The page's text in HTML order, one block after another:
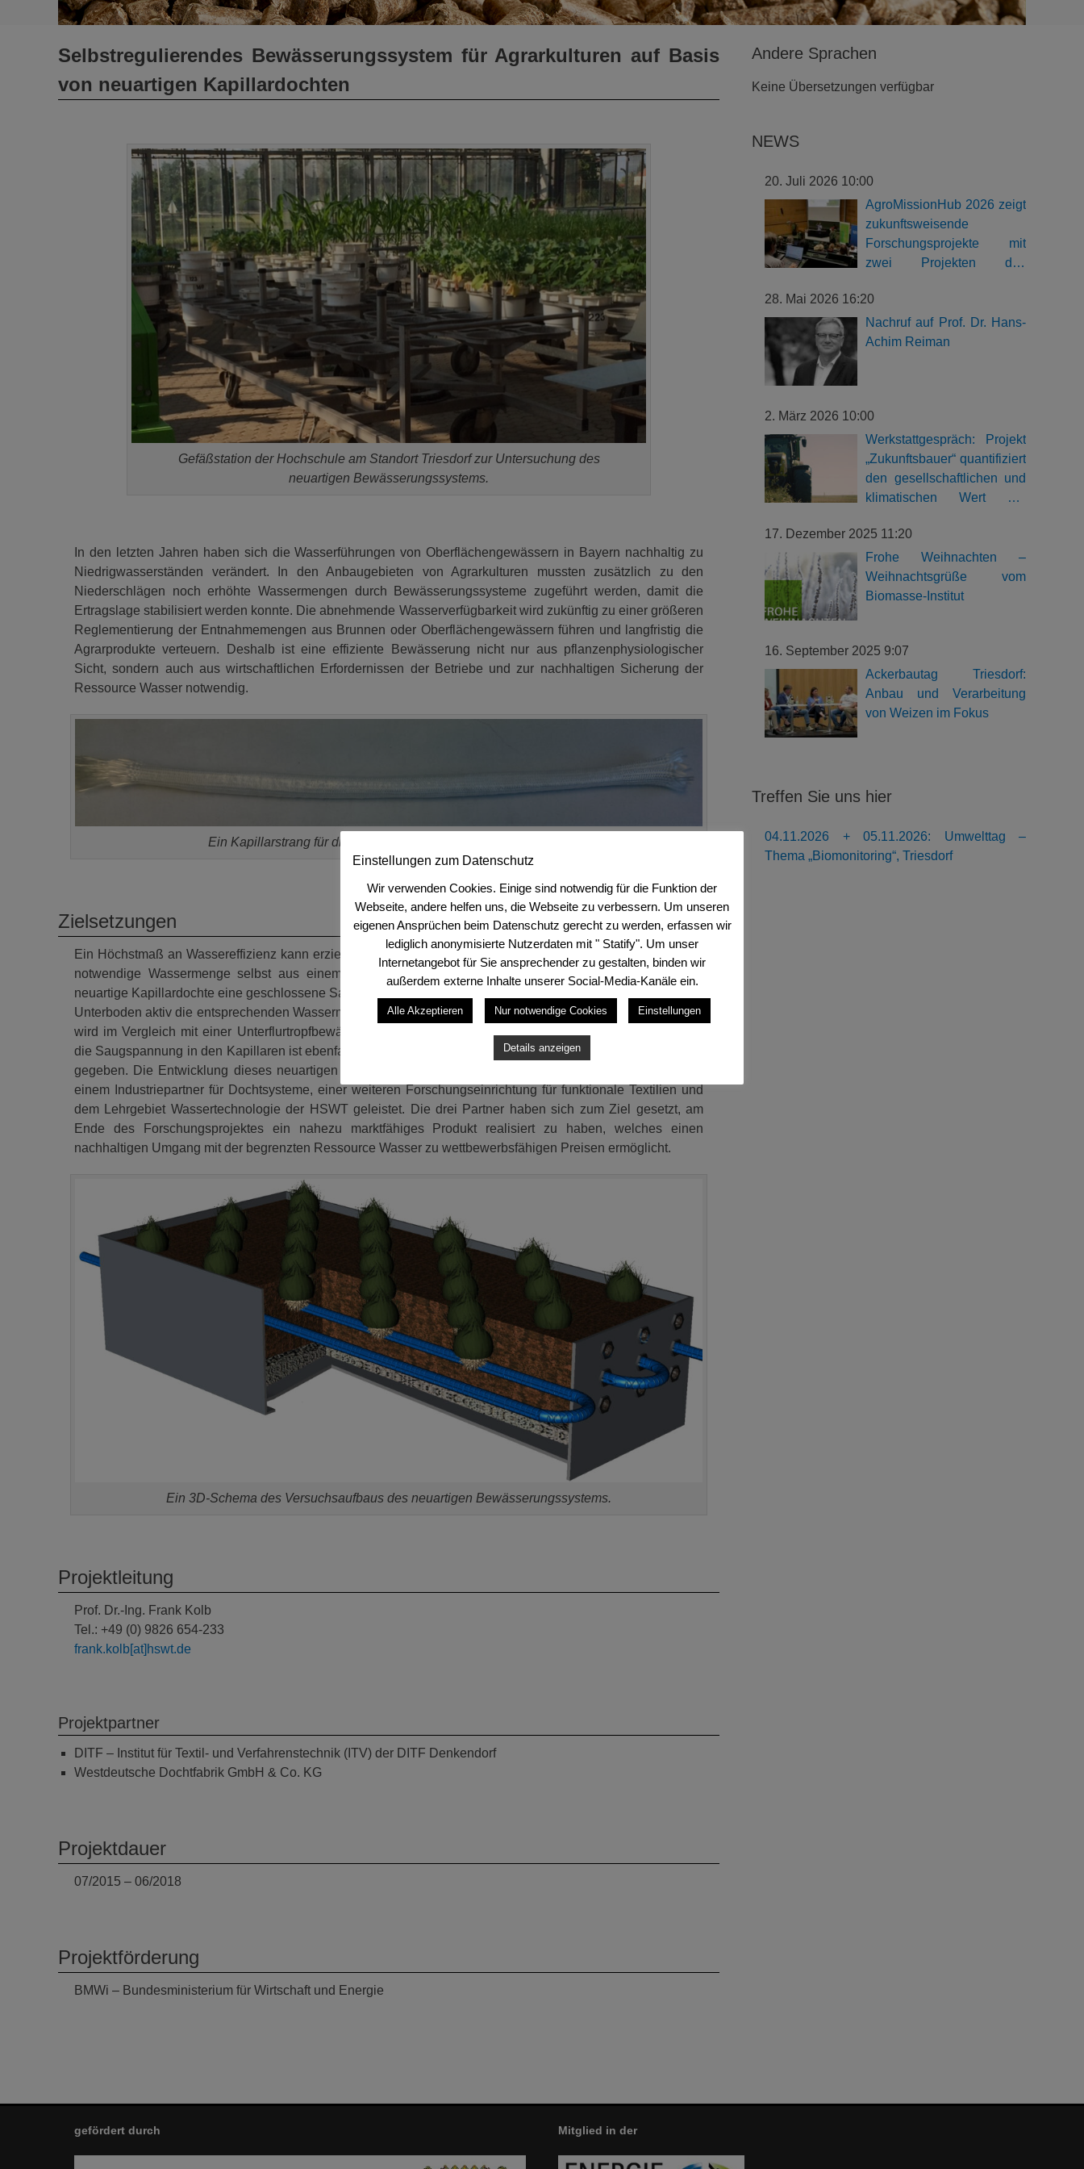
Selbstregulierendes Bewässerungssystem für Agrarkulturen auf Basis
von neuartigen Kapillardochten
Gefäßstation der Hochschule am Standort Triesdorf zur Untersuchung des
neuartigen Bewässerungssystems.
In den letzten Jahren haben sich die Wasserführungen von Oberflächengewässern in Bayern nachhaltig zu
Niedrigwasserständen verändert. In den Anbaugebieten von Agrarkulturen mussten zusätzlich zu den
Niederschlägen noch erhöhte Wassermengen durch Bewässerungssysteme zugeführt werden, damit die
Ertragslage stabilisiert werden konnte. Die abnehmende Wasserverfügbarkeit wird zukünftig zu einer größeren
Reglementierung der Entnahmemengen aus Brunnen oder Oberflächengewässern führen und langfristig die
Agrarprodukte verteuern. Deshalb ist eine effiziente Bewässerung nicht nur aus pflanzenphysiologischer
Sicht, sondern auch aus wirtschaftlichen Erfordernissen der Betriebe und zur nachhaltigen Sicherung der
Ressource Wasser notwendig.
Ein Kapillarstrang für die Wasserversorgung (Foto: Kaya, 2015)
Zielsetzungen
Ein Höchstmaß an Wassereffizienz kann erzielt werden, wenn die jeweiligen Nutzpflanzen die physiologisch
notwendige Wassermenge selbst aus einem Bewässerungssystem entnehmen können. Dazu soll durch
neuartige Kapillardochte eine geschlossene Saugspannungskette aufgebaut werden, über die die Pflanzen im
Unterboden aktiv die entsprechenden Wassermengen anfordern können. Das neuartige Bewässerungssystem
wird im Vergleich mit einer Unterflurtropfbewässerung und einer Beregnungsbewässerung betrieben. Durch
die Saugspannung in den Kapillaren ist ebenfalls eine fremdenergiefreie Versorgung der Pflanzen mit Wasser
gegeben. Die Entwicklung dieses neuartigen Wasserversorgungssystems wird in einem Dreier-Verbund mit
einem Industriepartner für Dochtsysteme, einer weiteren Forschungseinrichtung für funktionale Textilien und
dem Lehrgebiet Wassertechnologie der HSWT geleistet. Die drei Partner haben sich zum Ziel gesetzt, am
Ende des Forschungsprojektes ein nahezu marktfähiges Produkt realisiert zu haben, welches einen
nachhaltigen Umgang mit der begrenzten Ressource Wasser zu wettbewerbsfähigen Preisen ermöglicht.
Ein 3D-Schema des Versuchsaufbaus des neuartigen Bewässerungssystems.
Projektleitung
Prof. Dr.-Ing. Frank Kolb
Tel.: +49 (0) 9826 654-233
frank.kolb[at]hswt.de
Projektpartner
DITF – Institut für Textil- und Verfahrenstechnik (ITV) der DITF Denkendorf
Westdeutsche Dochtfabrik GmbH & Co. KG
Projektdauer
07/2015 – 06/2018
Projektförderung
BMWi – Bundesministerium für Wirtschaft und Energie
Andere Sprachen
Keine Übersetzungen verfügbar
NEWS
20. Juli 2026 10:00
AgroMissionHub 2026 zeigt
zukunftsweisende
Forschungsprojekte mit
zwei Projekten des
28. Mai 2026 16:20
Nachruf auf Prof. Dr. Hans-
Achim Reiman
2. März 2026 10:00
Werkstattgespräch: Projekt
„Zukunftsbauer“ quantifiziert
den gesellschaftlichen und
klimatischen Wert der
17. Dezember 2025 11:20
Frohe Weihnachten –
Weihnachtsgrüße vom
Biomasse-Institut
16. September 2025 9:07
Ackerbautag Triesdorf:
Anbau und Verarbeitung
von Weizen im Fokus
Treffen Sie uns hier
04.11.2026 + 05.11.2026: Umwelttag –
Thema „Biomonitoring“, Triesdorf
gefördert durch Mitglied in der
Einstellungen zum Datenschutz
Wir verwenden Cookies. Einige sind notwendig für die Funktion der
Webseite, andere helfen uns, die Webseite zu verbessern. Um unseren
eigenen Ansprüchen beim Datenschutz gerecht zu werden, erfassen wir
lediglich anonymisierte Nutzerdaten mit " Statify". Um unser
Internetangebot für Sie ansprechender zu gestalten, binden wir
außerdem externe Inhalte unserer Social-Media-Kanäle ein.
Alle Akzeptieren Nur notwendige Cookies Einstellungen
Details anzeigen